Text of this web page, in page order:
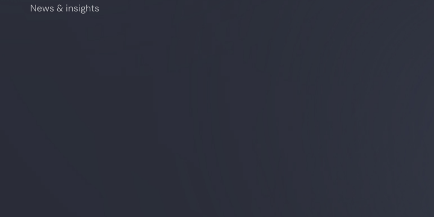
News & insights
News & insights